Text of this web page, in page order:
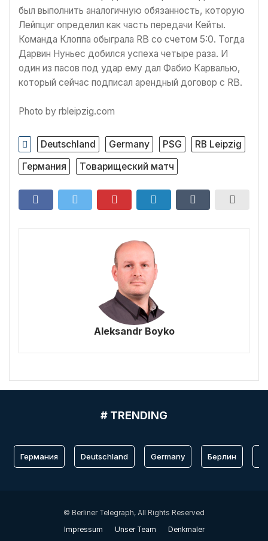
был выполнить аналогичную обязанность, которую
Лейпциг определил как часть передачи Кейты.
Команда Клоппа обыграла RB со счетом 5:0. Тогда
Дарвин Нуньес добился успеха четыре раза. И
один из пасов под удар ему дал Фабио Карвалью,
который сейчас подписал арендный договор с RB.
Photo by rbleipzig.com
Deutschland Germany PSG
RB Leipzig
Германия
Товарищеский матч
Aleksandr Boyko
# TRENDING
Германия Deutschland Germany Берлин
© Berliner Telegraph, All Rights Reserved
Impressum
Unser Team Denkmaler